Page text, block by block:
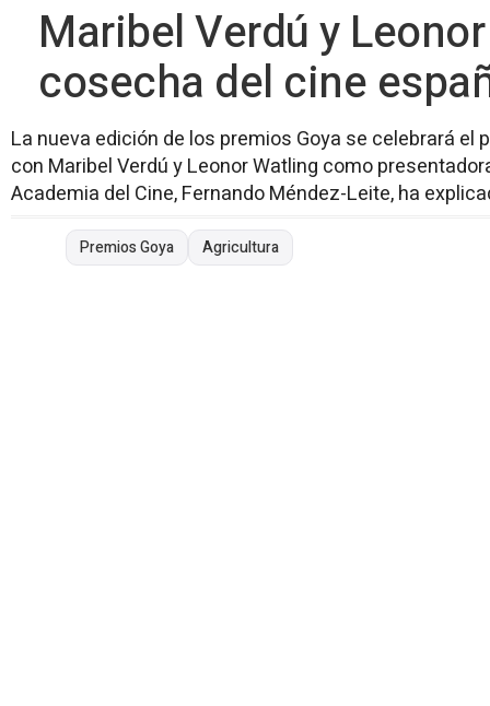
Maribel Verdú y
cosecha del cine
La nueva edición de los premios Goya se celebrará el
con Maribel Verdú y Leonor Watling como
Academia del Cine, Fernando Méndez-Leite, ha
Premios Goya Agricultura